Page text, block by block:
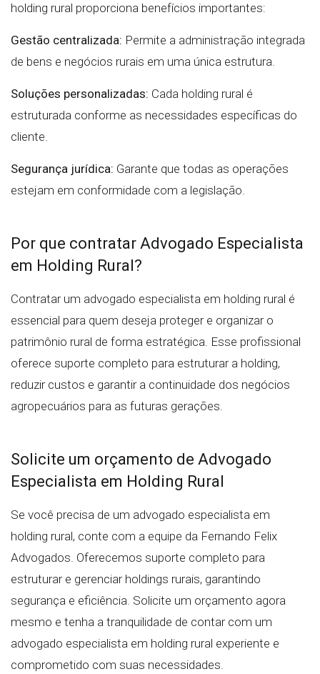
holding rural proporciona benefícios importantes:
Gestão centralizada: Permite a administração integrada
de bens e negócios rurais em uma única estrutura.
Soluções personalizadas: Cada holding rural é
estruturada conforme as necessidades específicas do
cliente.
Segurança jurídica: Garante que todas as operações
estejam em conformidade com a legislação.
Por que contratar Advogado Especialista
em Holding Rural?
Contratar um advogado especialista em holding rural é
essencial para quem deseja proteger e organizar o
patrimônio rural de forma estratégica. Esse profissional
oferece suporte completo para estruturar a holding,
reduzir custos e garantir a continuidade dos negócios
agropecuários para as futuras gerações.
Solicite um orçamento de Advogado
Especialista em Holding Rural
Se você precisa de um advogado especialista em
holding rural, conte com a equipe da Fernando Felix
Advogados. Oferecemos suporte completo para
estruturar e gerenciar holdings rurais, garantindo
segurança e eficiência. Solicite um orçamento agora
mesmo e tenha a tranquilidade de contar com um
advogado especialista em holding rural experiente e
comprometido com suas necessidades.